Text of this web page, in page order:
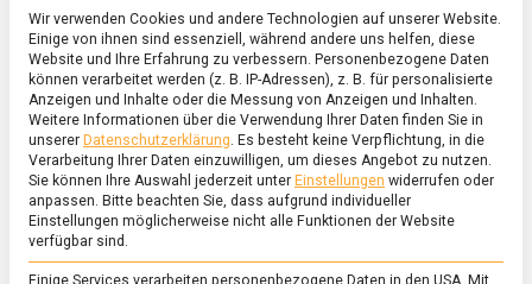
Wir verwenden Cookies und andere Technologien auf unserer Website.
Einige von ihnen sind essenziell, während andere uns helfen, diese
Website und Ihre Erfahrung zu verbessern. Personenbezogene Daten
können verarbeitet werden (z. B. IP-Adressen), z. B. für personalisierte
Anzeigen und Inhalte oder die Messung von Anzeigen und Inhalten.
Weitere Informationen über die Verwendung Ihrer Daten finden Sie in
unserer Datenschutzerklärung. Es besteht keine Verpflichtung, in die
Verarbeitung Ihrer Daten einzuwilligen, um dieses Angebot zu nutzen.
Sie können Ihre Auswahl jederzeit unter Einstellungen widerrufen oder
anpassen. Bitte beachten Sie, dass aufgrund individueller
Einstellungen möglicherweise nicht alle Funktionen der Website
verfügbar sind.
Einige Services verarbeiten personenbezogene Daten in den USA. Mit